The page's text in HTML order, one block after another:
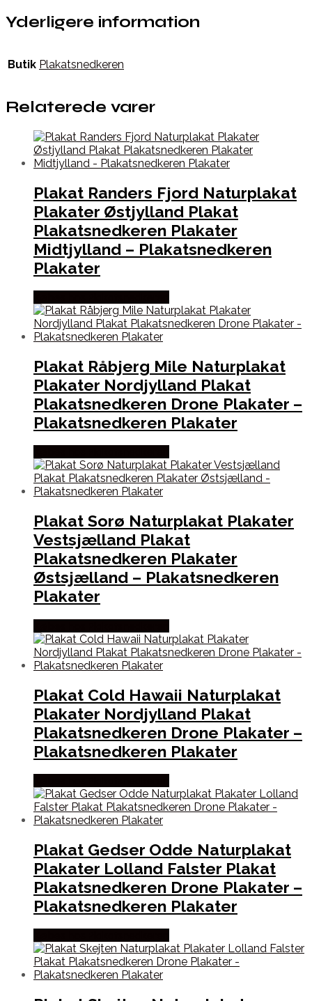
Yderligere information
Butik Plakatsnedkeren
Relaterede varer
Plakat Randers Fjord Naturplakat
Plakater Østjylland Plakat
Plakatsnedkeren Plakater
Midtjylland – Plakatsnedkeren
Plakater
Plakat Råbjerg Mile Naturplakat
Plakater Nordjylland Plakat
Plakatsnedkeren Drone Plakater –
Plakatsnedkeren Plakater
Plakat Sorø Naturplakat Plakater
Vestsjælland Plakat
Plakatsnedkeren Plakater
Østsjælland – Plakatsnedkeren
Plakater
Plakat Cold Hawaii Naturplakat
Plakater Nordjylland Plakat
Plakatsnedkeren Drone Plakater –
Plakatsnedkeren Plakater
Plakat Gedser Odde Naturplakat
Plakater Lolland Falster Plakat
Plakatsnedkeren Drone Plakater –
Plakatsnedkeren Plakater